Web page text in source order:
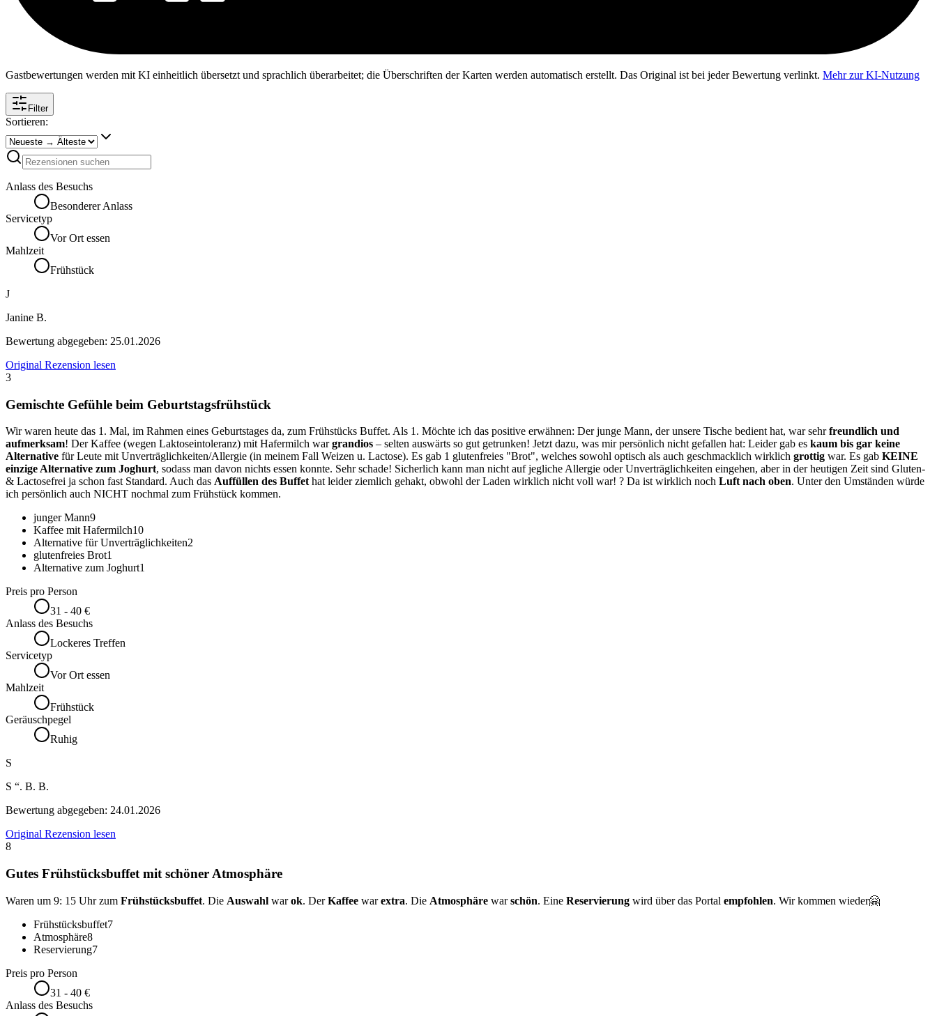
Gastbewertungen werden mit KI einheitlich übersetzt und sprachlich überarbeitet; die Überschriften der Karten werden automatisch erstellt. Das Original ist bei jeder Bewertung verlinkt. Mehr zur KI-Nutzung
Filter
Sortieren:
Anlass des Besuchs
Besonderer Anlass
Servicetyp
Vor Ort essen
Mahlzeit
Frühstück
J
Janine B.
Bewertung abgegeben: 25.01.2026
Original Rezension lesen
3
Gemischte Gefühle beim Geburtstagsfrühstück
Wir waren heute das 1. Mal, im Rahmen eines Geburtstages da, zum Frühstücks Buffet. Als 1. Möchte ich das positive erwähnen: Der junge Mann, der unsere Tische bedient hat, war sehrfreundlich und
aufmerksam! Der Kaffee (wegen Laktoseintoleranz) mit Hafermilch wargrandios – selten auswärts so gut getrunken! Jetzt dazu, was mir persönlich nicht gefallen hat: Leider gab es kaum bis gar keine
Alternative für Leute mit Unverträglichkeiten/Allergie (in meinem Fall Weizen u. Lactose). Es gab 1 glutenfreies "Brot", welches sowohl optisch als auch geschmacklich wirklich grottig war. Es gab KEINE
einzige Alternative zum Joghurt, sodass man davon nichts essen konnte. Sehr schade! Sicherlich kann man nicht auf jegliche Allergie oder Unverträglichkeiten eingehen, aber in der heutigen Zeit sind Gluten-
& Lactosefrei ja schon fast Standard. Auch das Auffüllen des Buffet hat leider ziemlich gehakt, obwohl der Laden wirklich nicht voll war! ? Da ist wirklich noch Luft nach oben. Unter den Umständen würde
ich persönlich auch NICHT nochmal zum Frühstück kommen.
junger Mann9
Kaffee mit Hafermilch10
Alternative für Unverträglichkeiten2
glutenfreies Brot1
Alternative zum Joghurt1
Preis pro Person
31 - 40 €
Anlass des Besuchs
Lockeres Treffen
Servicetyp
Vor Ort essen
Mahlzeit
Frühstück
Geräuschpegel
Ruhig
S
S “. B. B.
Bewertung abgegeben: 24.01.2026
Original Rezension lesen
8
Gutes Frühstücksbuffet mit schöner Atmosphäre
Waren um 9: 15 Uhr zum Frühstücksbuffet. Die Auswahl warok. DerKaffee warextra. Die Atmosphäre warschön. Eine Reservierung wird über das Portal empfohlen. Wir kommen wieder🤗
Frühstücksbuffet7
Atmosphäre8
Reservierung7
Preis pro Person
31 - 40 €
Anlass des Besuchs